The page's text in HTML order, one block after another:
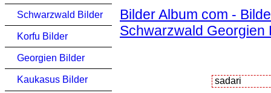
Schwarzwald Bilder
Korfu Bilder
Georgien Bilder
Kaukasus Bilder
Bilder Album com -
Schwarzwald Georgien